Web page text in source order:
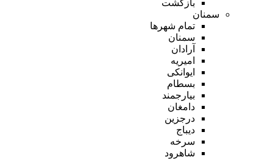
بازگشت
سمنان
تمام شهر‌ها
سمنان
آرادان
امیریه
ایوانکی
بسطام
بیارجمند
دامغان
درجزین
دیباج
سرخه
شاهرود